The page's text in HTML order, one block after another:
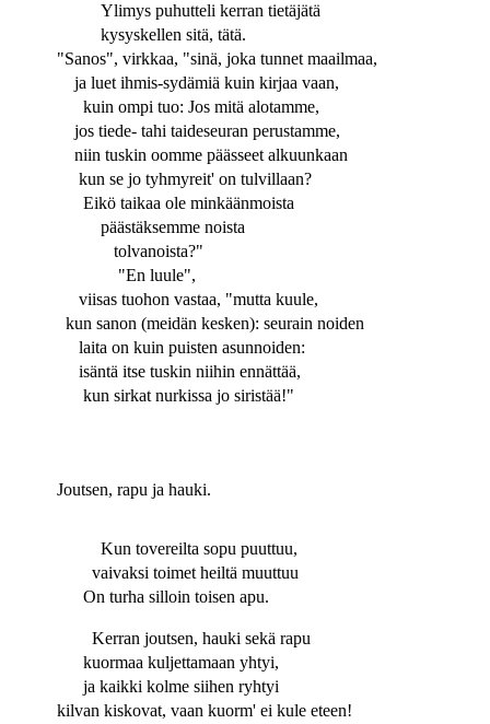
Ylimys puhutteli kerran tietäjätä
kysyskellen sitä, tätä.
"Sanos", virkkaa, "sinä, joka tunnet maailmaa,
ja luet ihmis-sydämiä kuin kirjaa vaan,
kuin ompi tuo: Jos mitä alotamme,
jos tiede- tahi taideseuran perustamme,
niin tuskin oomme päässeet alkuunkaan
kun se jo tyhmyreit' on tulvillaan?
Eikö taikaa ole minkäänmoista
päästäksemme noista
tolvanoista?"
"En luule",
viisas tuohon vastaa, "mutta kuule,
kun sanon (meidän kesken): seurain noiden
laita on kuin puisten asunnoiden:
isäntä itse tuskin niihin ennättää,
kun sirkat nurkissa jo siristää!"
Joutsen, rapu ja hauki.
Kun tovereilta sopu puuttuu,
vaivaksi toimet heiltä muuttuu
On turha silloin toisen apu.
Kerran joutsen, hauki sekä rapu
kuormaa kuljettamaan yhtyi,
ja kaikki kolme siihen ryhtyi
kilvan kiskovat, vaan kuorm' ei kule eteen!